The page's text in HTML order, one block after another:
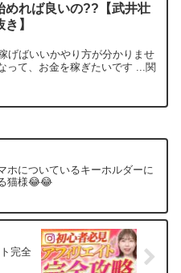
めれば良いの??【武井壮
】
げばいいかやり方が分かりませ
って、お金を稼ぎたいです ...関
ホについているキーホルダーに
猫様😂😂
完全